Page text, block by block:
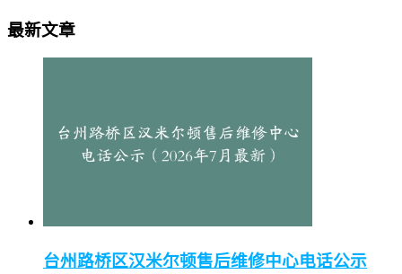
最新文章
台州路桥区汉米尔顿售后维修中心电话公示